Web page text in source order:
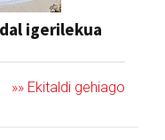
igerilekua
»» Ekitaldi gehiago